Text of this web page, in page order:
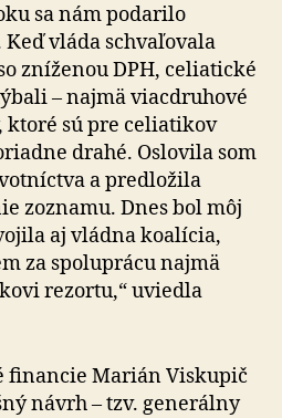
sa nám podarilo
vláda schvaľovala
zníženou DPH, celiatické
– najmä viacdruhové
ktoré sú pre celiatikov
drahé. Oslovila som
a predložila
zoznamu. Dnes bol môj
aj vládna koalícia,
za spoluprácu najmä
rezortu,“ uviedla
financie Marián Viskupič
návrh – tzv. generálny